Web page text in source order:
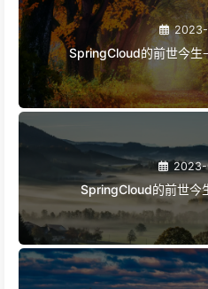
2023-
SpringCloud的前世今
2023-
SpringCloud的前世